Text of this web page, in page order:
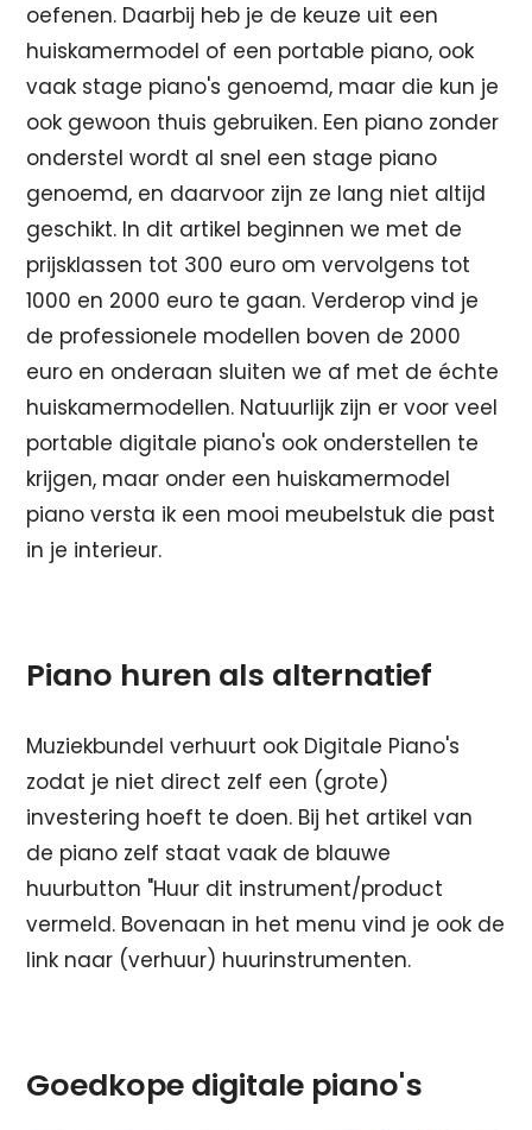
oefenen. Daarbij heb je de keuze uit een
huiskamermodel of een portable piano, ook
vaak stage piano's genoemd, maar die kun je
ook gewoon thuis gebruiken. Een piano zonder
onderstel wordt al snel een stage piano
genoemd, en daarvoor zijn ze lang niet altijd
geschikt. In dit artikel beginnen we met de
prijsklassen tot 300 euro om vervolgens tot
1000 en 2000 euro te gaan. Verderop vind je
de professionele modellen boven de 2000
euro en onderaan sluiten we af met de échte
huiskamermodellen. Natuurlijk zijn er voor veel
portable digitale piano's ook onderstellen te
krijgen, maar onder een huiskamermodel
piano versta ik een mooi meubelstuk die past
in je interieur.
Piano huren als alternatief
Muziekbundel verhuurt ook Digitale Piano's
zodat je niet direct zelf een (grote)
investering hoeft te doen. Bij het artikel van
de piano zelf staat vaak de blauwe
huurbutton "Huur dit instrument/product
vermeld. Bovenaan in het menu vind je ook de
link naar (verhuur) huurinstrumenten.
Goedkope digitale piano's